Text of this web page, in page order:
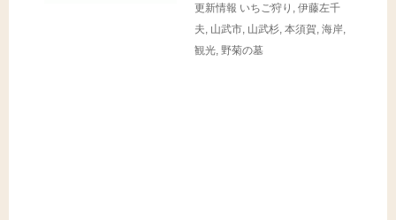
更新情報 いちご狩り , 伊藤左千
夫, 山武市, 山武杉, 本須賀, 海岸,
観光, 野菊の墓